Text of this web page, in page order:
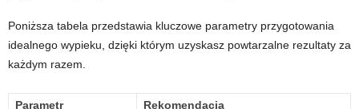
Poniższa tabela przedstawia kluczowe parametry przygotowania
idealnego wypieku, dzięki którym uzyskasz powtarzalne rezultaty za
każdym razem.
Parametr Rekomendacja